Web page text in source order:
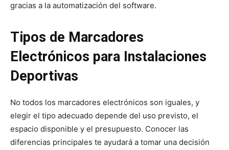
gracias a la automatización del software.
Tipos de Marcadores
Electrónicos para Instalaciones
Deportivas
No todos los marcadores electrónicos son iguales, y
elegir el tipo adecuado depende del uso previsto, el
espacio disponible y el presupuesto. Conocer las
diferencias principales te ayudará a tomar una decisión